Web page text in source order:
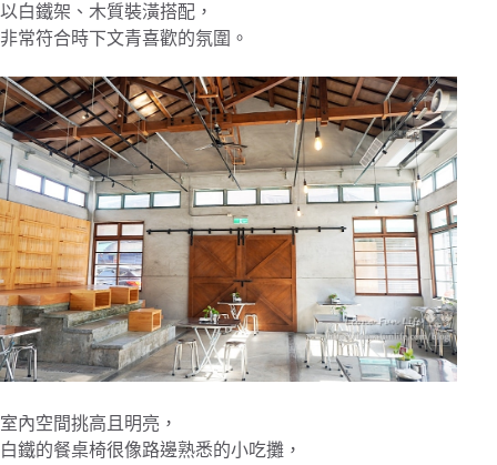
以白鐵架、木質裝潢搭配，
非常符合時下文青喜歡的氛圍。
室內空間挑高且明亮，
白鐵的餐桌椅很像路邊熟悉的小吃攤，